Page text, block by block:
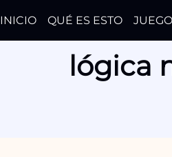
INICIO QUÉ ES ESTO
lógica